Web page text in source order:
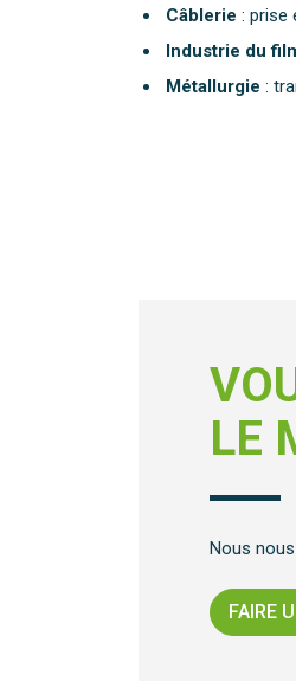
Câblerie : prise
Industrie du
Métallurgie :
LE
Nous
FAIRE